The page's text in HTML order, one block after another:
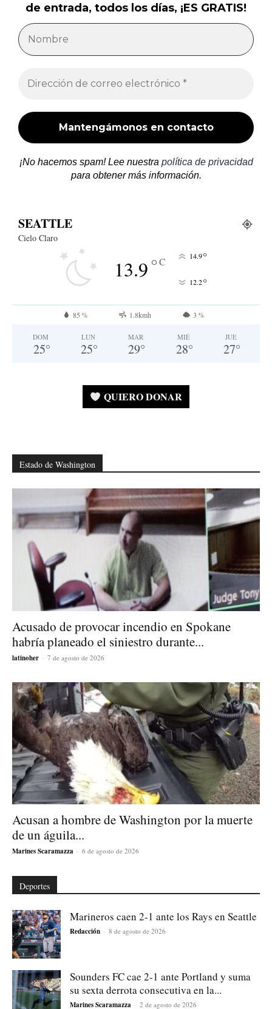
de entrada, todos los días, ¡ES GRATIS!
¡No hacemos spam! Lee nuestra política de privacidad
para obtener más información.
SEATTLE
Cielo Claro
13.9°C 14.9°
12.2°
85 % 1.8kmh 3 %
DOM
25°
LUN
25°
MAR
29°
MIÉ
28°
JUE
27°
QUIERO DONAR
Estado de Washington
Acusado de provocar incendio en Spokane
habría planeado el siniestro durante...
latinoher - 7 de agosto de 2026
Acusan a hombre de Washington por la muerte
de un águila...
Marines Scaramazza - 6 de agosto de 2026
Deportes
Marineros caen 2-1 ante los Rays en Seattle
Redacción - 8 de agosto de 2026
Sounders FC cae 2-1 ante Portland y suma
su sexta derrota consecutiva en la...
Marines Scaramazza - 2 de agosto de 2026